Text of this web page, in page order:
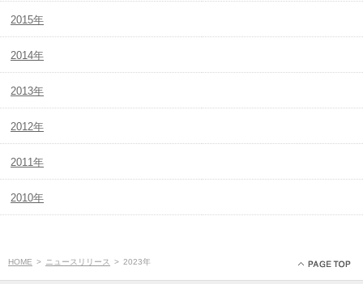
2015年
2014年
2013年
2012年
2011年
2010年
HOME > ニュースリリース > 2023年